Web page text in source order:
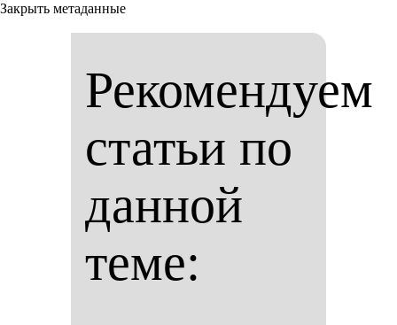
Закрыть метаданные
Рекомендуем
статьи по
данной
теме: